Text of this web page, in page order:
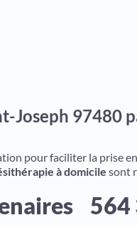
Joseph 97480
pour faciliter la prise
à domicile sont
564